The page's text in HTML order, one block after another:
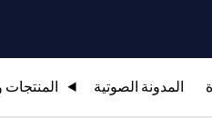
المدونة الصوتية